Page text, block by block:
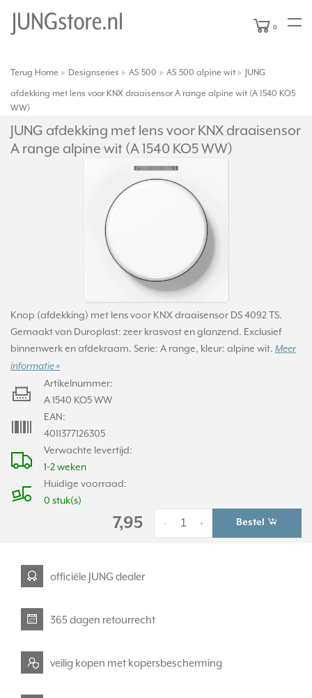
0
Terug Home Designseries AS 500 AS 500 alpine wit JUNG
afdekking met lens voor KNX draaisensor A range alpine wit (A 1540 KO5
WW)
JUNG afdekking met lens voor KNX draaisensor
A range alpine wit (A 1540 KO5 WW)
Knop (afdekking) met lens voor KNX draaisensor DS 4092 TS.
Gemaakt van Duroplast: zeer krasvast en glanzend. Exclusief
binnenwerk en afdekraam. Serie: A range, kleur: alpine wit. Meer
informatie »
Verwachte levertijd:
1-2 weken
Huidige voorraad:
0 stuk(s)
Artikelnummer:
A 1540 KO5 WW
EAN:
4011377126305
7,95 +
- Bestel
officiële JUNG dealer
365 dagen retourrecht
veilig kopen met kopersbescherming